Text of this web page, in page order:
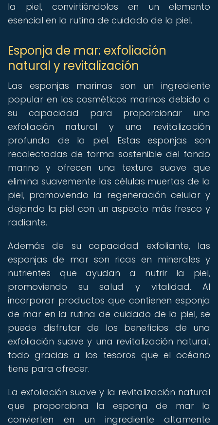
la piel, convirtiéndolos en un elemento
esencial en la rutina de cuidado de la piel.
Esponja de mar: exfoliación
natural y revitalización
Las esponjas marinas son un ingrediente
popular en los cosméticos marinos debido a
su capacidad para proporcionar una
exfoliación natural y una revitalización
profunda de la piel. Estas esponjas son
recolectadas de forma sostenible del fondo
marino y ofrecen una textura suave que
elimina suavemente las células muertas de la
piel, promoviendo la regeneración celular y
dejando la piel con un aspecto más fresco y
radiante.
Además de su capacidad exfoliante, las
esponjas de mar son ricas en minerales y
nutrientes que ayudan a nutrir la piel,
promoviendo su salud y vitalidad. Al
incorporar productos que contienen esponja
de mar en la rutina de cuidado de la piel, se
puede disfrutar de los beneficios de una
exfoliación suave y una revitalización natural,
todo gracias a los tesoros que el océano
tiene para ofrecer.
La exfoliación suave y la revitalización natural
que proporciona la esponja de mar la
convierten en un ingrediente altamente